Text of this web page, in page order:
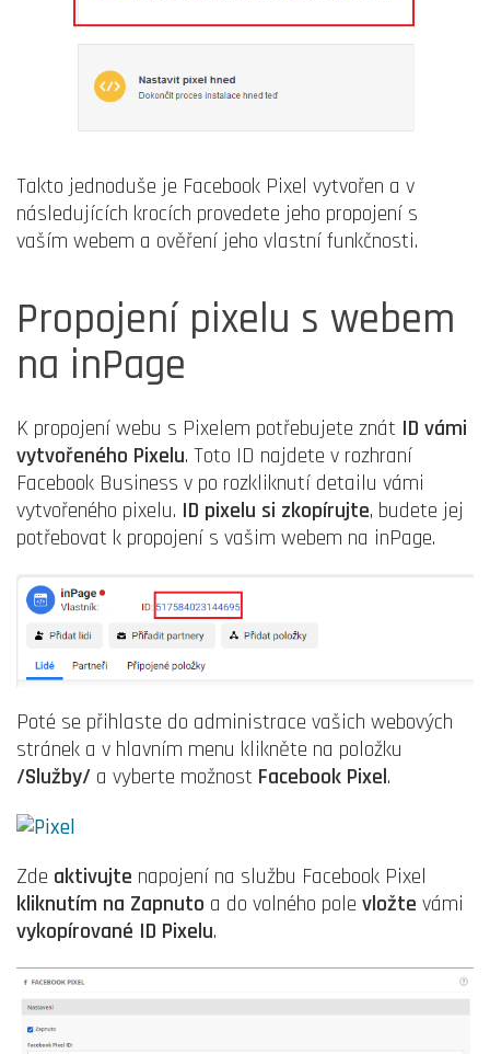
Takto jednoduše je Facebook Pixel vytvořen a v
následujících krocích provedete jeho propojení s
vaším webem a ověření jeho vlastní funkčnosti.
Propojení pixelu s webem
na inPage
K propojení webu s Pixelem potřebujete znát ID vámi
vytvořeného Pixelu. Toto ID najdete v rozhraní
Facebook Business v po rozkliknutí detailu vámi
vytvořeného pixelu. ID pixelu si zkopírujte, budete jej
potřebovat k propojení s vašim webem na inPage.
Poté se přihlaste do administrace vašich webových
stránek a v hlavním menu klikněte na položku
/Služby/ a vyberte možnost Facebook Pixel.
Zde aktivujte napojení na službu Facebook Pixel
kliknutím na Zapnuto a do volného polevložte vámi
vykopírované ID Pixelu.